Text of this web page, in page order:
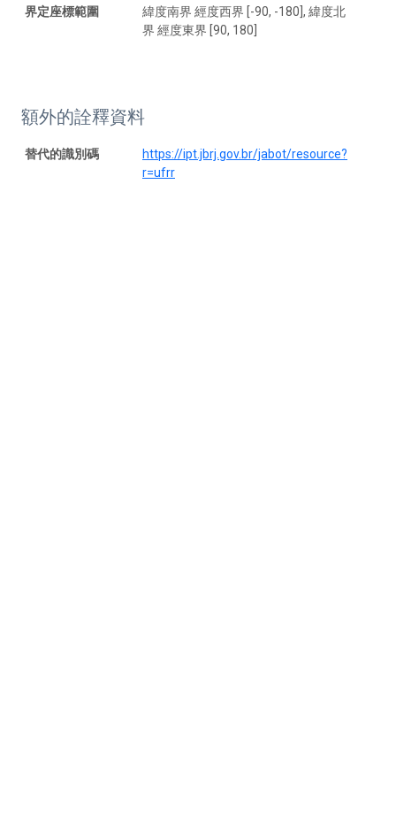
界定座標範圍
緯度南界 經度西界 [-90, -180], 緯度北
界 經度東界 [90, 180]
額外的詮釋資料
替代的識別碼
https://ipt.jbrj.gov.br/jabot/resource?
r=ufrr